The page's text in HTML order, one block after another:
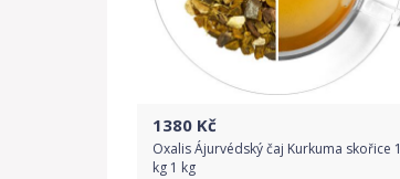
1380 Kč
Oxalis Ájurvédský čaj Kurkuma skořice 1
kg 1 kg